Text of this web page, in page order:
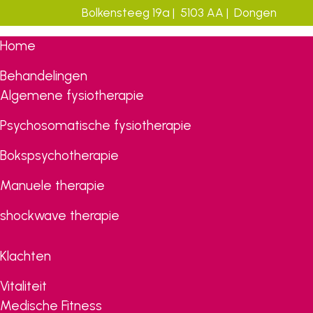
Bolkensteeg 19a | 5103 AA | Dongen
Door
de
hoofd
Home
Behandelingen
Algemene fysiotherapie
Psychosomatische fysiotherapie
Bokspsychotherapie
Manuele therapie
shockwave therapie
Klachten
Vitaliteit
Medische Fitness